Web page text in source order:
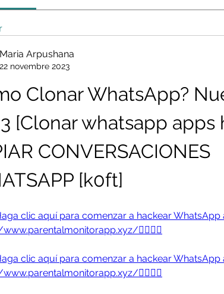
Maria Arpushana
22 novembre 2023
Clonar WhatsApp?
[Clonar whatsapp apps
CONVERSACIONES
[k0ft]
Haga clic aquí para comenzar a hackear WhatsApp
👈🏻👈🏻
Haga clic aquí para comenzar a hackear WhatsApp
👈🏻👈🏻